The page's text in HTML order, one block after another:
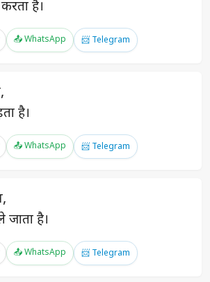
है।
📤 WhatsApp 📨 Telegram
है।
📤 WhatsApp 📨 Telegram
है।
📤 WhatsApp 📨 Telegram